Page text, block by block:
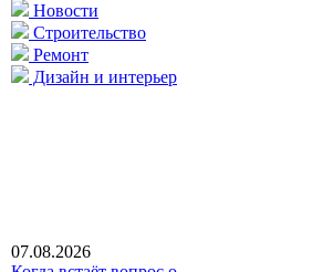
Новости
Строительство
Ремонт
Дизайн и интерьер
07.08.2026